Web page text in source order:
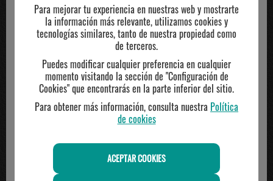
TE PUEDE INTERESAR
Para mejorar tu experiencia en nuestras web y mostrarte
la información más relevante, utilizamos cookies y
tecnologías similares, tanto de nuestra propiedad como
de terceros.
Puedes modificar cualquier preferencia en cualquier
momento visitando la sección de "Configuración de
Cookies" que encontrarás en la parte inferior del sitio.
Para obtener más información, consulta nuestra Política
de cookies
ACEPTAR COOKIES